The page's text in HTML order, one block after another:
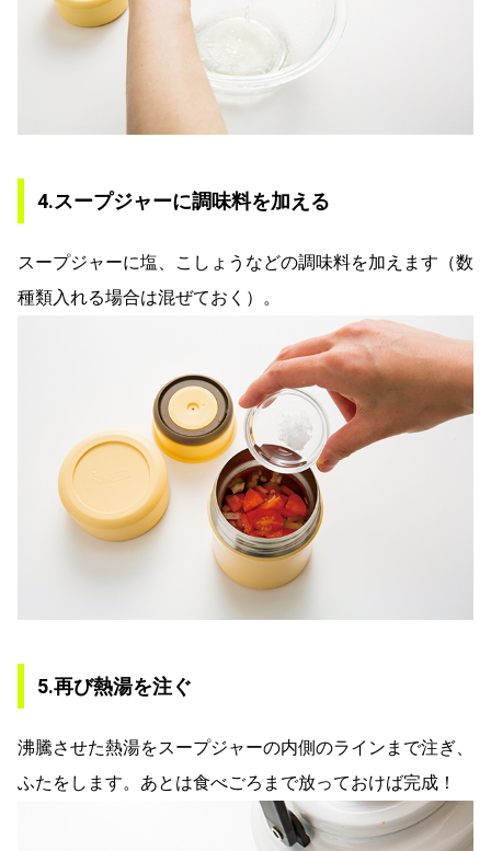
4.スープジャーに調味料を加える
スープジャーに塩、こしょうなどの調味料を加えます（数
種類入れる場合は混ぜておく）。
5.再び熱湯を注ぐ
沸騰させた熱湯をスープジャーの内側のラインまで注ぎ、
ふたをします。あとは食べごろまで放っておけば完成！